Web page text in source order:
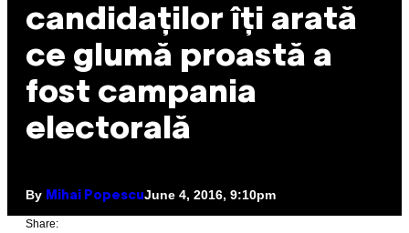
candidaților îți arată
ce glumă proastă a
fost campania
electorală
By Mihai PopescuJune 4, 2016, 9:10pm
Share: